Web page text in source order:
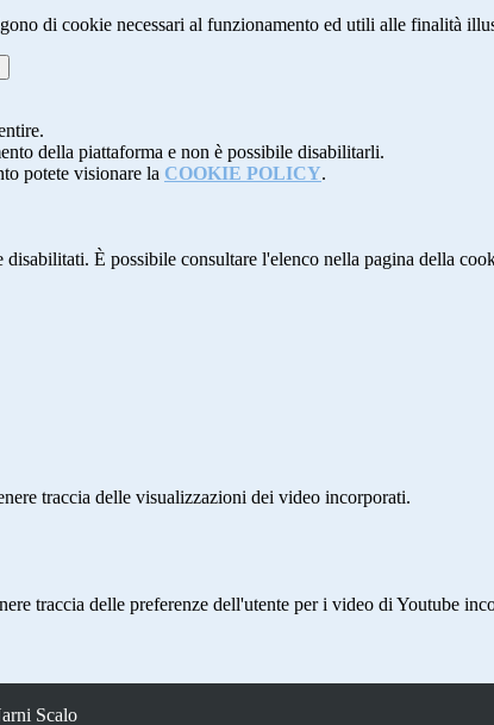
di cookie necessari al funzionamento ed utili alle finalità
della piattaforma e non è possibile disabilitarli.
potete visionare la COOKIE POLICY.
È possibile consultare l'elenco nella pagina della
traccia delle visualizzazioni dei video incorporati.
traccia delle preferenze dell'utente per i video di Youtube
Scalo